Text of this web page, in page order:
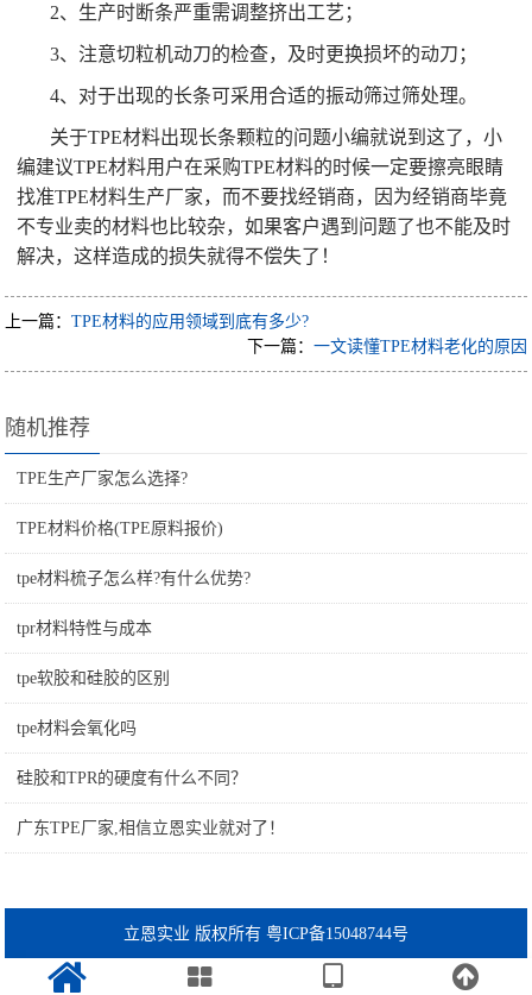
2、生产时断条严重需调整挤出工艺；
3、注意切粒机动刀的检查，及时更换损坏的动刀；
4、对于出现的长条可采用合适的振动筛过筛处理。
关于TPE材料出现长条颗粒的问题小编就说到这了，小
编建议TPE材料用户在采购TPE材料的时候一定要擦亮眼睛
找准TPE材料生产厂家，而不要找经销商，因为经销商毕竟
不专业卖的材料也比较杂，如果客户遇到问题了也不能及时
解决，这样造成的损失就得不偿失了！
上一篇：TPE材料的应用领域到底有多少?
下一篇： 一文读懂TPE材料老化的原因
随机推荐
TPE生产厂家怎么选择?
TPE材料价格(TPE原料报价)
tpe材料梳子怎么样?有什么优势?
tpr材料特性与成本
tpe软胶和硅胶的区别
tpe材料会氧化吗
硅胶和TPR的硬度有什么不同？
广东TPE厂家,相信立恩实业就对了！
立恩实业 版权所有 粤ICP备15048744号